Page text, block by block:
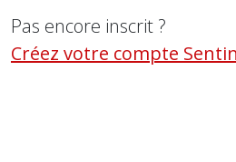
Pas encore inscrit ?
Créez votre compte